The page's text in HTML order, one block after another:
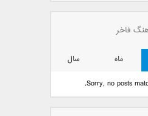
یاسینی بنام دورترین نزدیک
فاخر
ماه
سال
Sorry, no posts